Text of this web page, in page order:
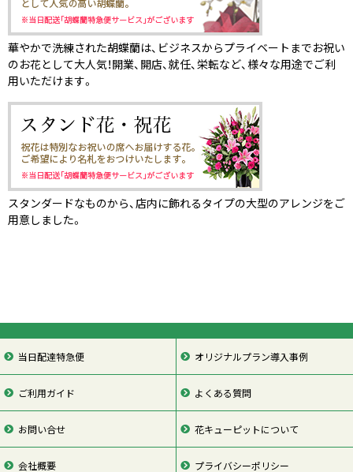
華やかで洗練された胡蝶蘭は、ビジネスからプライベートまでお祝い
のお花として大人気！開業、開店、就任、栄転など、様々な用途でご利
用いただけます。
スタンダードなものから、店内に飾れるタイプの大型のアレンジをご
用意しました。
当日配達特急便 オリジナルプラン導入事例
ご利用ガイド よくある質問
お問い合せ 花キューピットについて
会社概要 プライバシーポリシー